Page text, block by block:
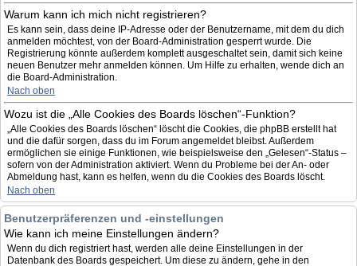
Warum kann ich mich nicht registrieren?
Es kann sein, dass deine IP-Adresse oder der Benutzername, mit dem du dich
anmelden möchtest, von der Board-Administration gesperrt wurde. Die
Registrierung könnte außerdem komplett ausgeschaltet sein, damit sich keine
neuen Benutzer mehr anmelden können. Um Hilfe zu erhalten, wende dich an
die Board-Administration.
Nach oben
Wozu ist die „Alle Cookies des Boards löschen“-Funktion?
„Alle Cookies des Boards löschen“ löscht die Cookies, die phpBB erstellt hat
und die dafür sorgen, dass du im Forum angemeldet bleibst. Außerdem
ermöglichen sie einige Funktionen, wie beispielsweise den „Gelesen“-Status –
sofern von der Administration aktiviert. Wenn du Probleme bei der An- oder
Abmeldung hast, kann es helfen, wenn du die Cookies des Boards löscht.
Nach oben
Benutzerpräferenzen und -einstellungen
Wie kann ich meine Einstellungen ändern?
Wenn du dich registriert hast, werden alle deine Einstellungen in der
Datenbank des Boards gespeichert. Um diese zu ändern, gehe in den